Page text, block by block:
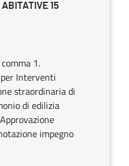
15
1.
Interventi
straordinaria di
di edilizia
impegno